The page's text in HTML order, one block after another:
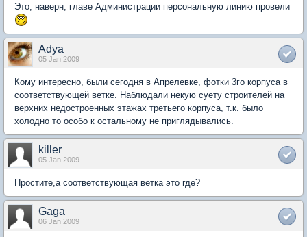
Это, наверн, главе Администрации персональную линию провели
Adya
05 Jan 2009
Кому интересно, были сегодня в Апрелевке, фотки 3го корпуса в
соответствующей ветке. Наблюдали некую суету строителей на
верхних недостроенных этажах третьего корпуса, т.к. было
холодно то особо к остальному не приглядывались.
killer
05 Jan 2009
Простите,а соответствующая ветка это где?
Gaga
06 Jan 2009